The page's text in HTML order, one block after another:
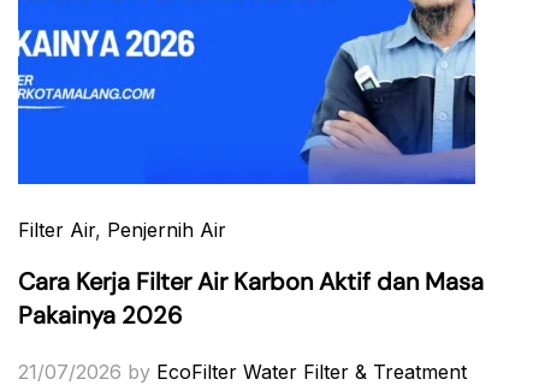
Filter Air, Penjernih Air
Cara Kerja Filter Air Karbon Aktif dan Masa
Pakainya 2026
21/07/2026 by EcoFilter Water Filter & Treatment